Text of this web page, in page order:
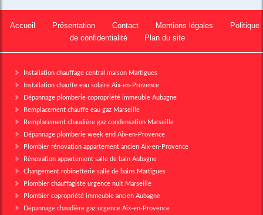
Accueil Présentation Contact Mentions légales
Politique
de confidentialité
Plan du site
Installation chauffage central maison Martigues
Installation chauffe eau solaire Aix-en-Provence
Dépannage plomberie copropriété immeuble Aubagne
Remplacement chauffe eau gaz Marseille
Remplacement chaudière gaz condensation Marseille
Dépannage plomberie week end Aix-en-Provence
Plombier rénovation appartement ancien Aix-en-Provence
Rénovation appartement salle de bain Aubagne
Changement robinetterie salle de bains Martigues
Plombier chauffagiste urgence nuit Marseille
Plombier copropriété immeuble ancien Aubagne
Dépannage chaudière gaz urgence Aix-en-Provence